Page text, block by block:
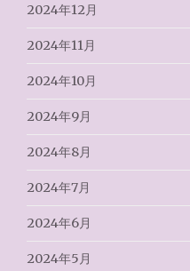
2024年12月
2024年11月
2024年10月
2024年9月
2024年8月
2024年7月
2024年6月
2024年5月